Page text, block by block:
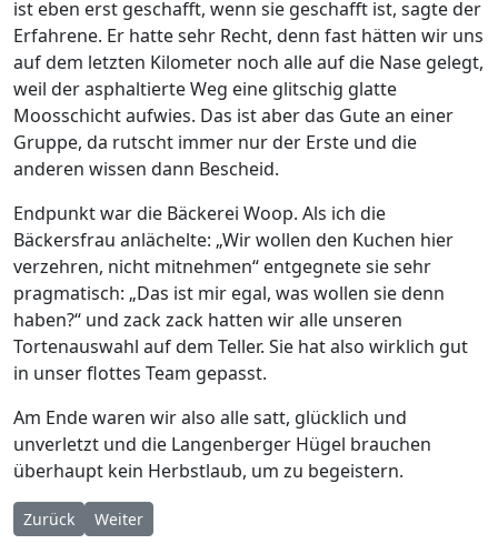
ist eben erst geschafft, wenn sie geschafft ist, sagte der
Erfahrene. Er hatte sehr Recht, denn fast hätten wir uns
auf dem letzten Kilometer noch alle auf die Nase gelegt,
weil der asphaltierte Weg eine glitschig glatte
Moosschicht aufwies. Das ist aber das Gute an einer
Gruppe, da rutscht immer nur der Erste und die
anderen wissen dann Bescheid.
Endpunkt war die Bäckerei Woop. Als ich die
Bäckersfrau anlächelte: „Wir wollen den Kuchen hier
verzehren, nicht mitnehmen“ entgegnete sie sehr
pragmatisch: „Das ist mir egal, was wollen sie denn
haben?“ und zack zack hatten wir alle unseren
Tortenauswahl auf dem Teller. Sie hat also wirklich gut
in unser flottes Team gepasst.
Am Ende waren wir also alle satt, glücklich und
unverletzt und die Langenberger Hügel brauchen
überhaupt kein Herbstlaub, um zu begeistern.
Vorheriger Beitrag: Die norddeutschen Berge
Zurück Nächster Beitrag: Klang der Schritte und Trasse ist
Weiter